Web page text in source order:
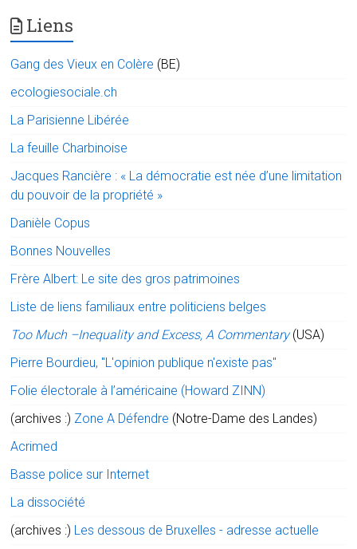
Liens
Gang des Vieux en Colère (BE)
ecologiesociale.ch
La Parisienne Libérée
La feuille Charbinoise
Jacques Rancière : « La démocratie est née d’une limitation
du pouvoir de la propriété »
Danièle Copus
Bonnes Nouvelles
Frère Albert: Le site des gros patrimoines
Liste de liens familiaux entre politiciens belges
Too Much –Inequality and Excess, A Commentary (USA)
Pierre Bourdieu, "L'opinion publique n'existe pas"
Folie électorale à l’américaine (Howard ZINN)
(archives :) Zone A Défendre (Notre-Dame des Landes)
Acrimed
Basse police sur Internet
La dissociété
(archives :) Les dessous de Bruxelles - adresse actuelle